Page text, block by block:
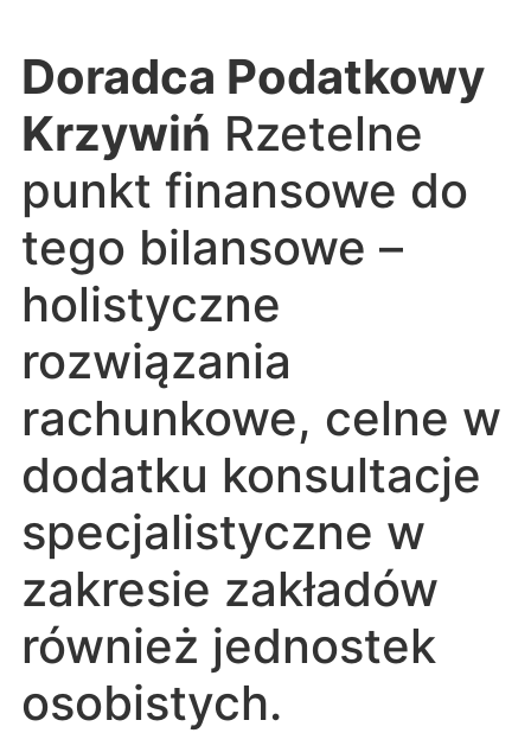
Doradca Podatkowy
Krzywiń Rzetelne
punkt finansowe do
tego bilansowe –
holistyczne
rozwiązania
rachunkowe, celne w
dodatku konsultacje
specjalistyczne w
zakresie zakładów
również jednostek
osobistych.